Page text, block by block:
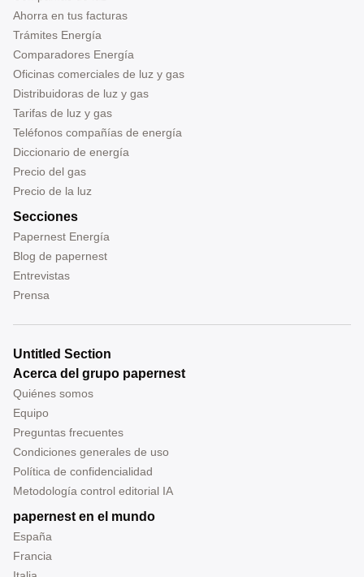
Ahorra en tus facturas
Trámites Energía
Comparadores Energía
Oficinas comerciales de luz y gas
Distribuidoras de luz y gas
Tarifas de luz y gas
Teléfonos compañías de energía
Diccionario de energía
Precio del gas
Precio de la luz
Secciones
Papernest Energía
Blog de papernest
Entrevistas
Prensa
Untitled Section
Acerca del grupo papernest
Quiénes somos
Equipo
Preguntas frecuentes
Condiciones generales de uso
Política de confidencialidad
Metodología control editorial IA
papernest en el mundo
España
Francia